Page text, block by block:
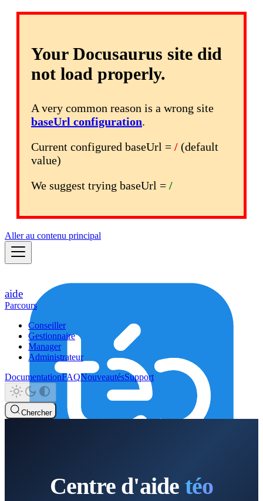
Your Docusaurus site did
not load properly.
A very common reason is a wrong site
baseUrl configuration.
Current configured baseUrl = / (default
value)
We suggest trying baseUrl = /
Aller au contenu principal
aide
Parcours
Conseiller
Gestionnaire
Manager
Administrateur
DocumentationFAQNouveautésSupport
Chercher
Centre d'aide téo